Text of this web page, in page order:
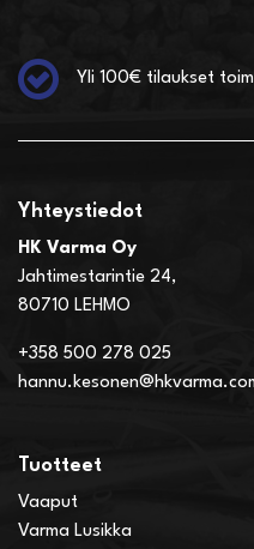
Yli 100€ tilaukset
Yhteystiedot
HK Varma Oy
Jahtimestarintie 24,
80710 LEHMO
+358 500 278 025
Tuotteet
Vaaput
Varma Lusikka